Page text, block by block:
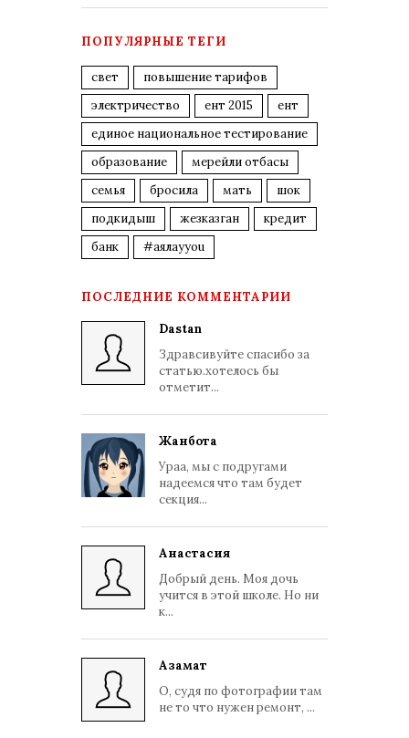
ПОПУЛЯРНЫЕ ТЕГИ
свет
повышение тарифов
электричество
ент 2015
ент
единое национальное тестирование
образование
мерейли отбасы
семья
бросила мать
шок
подкидыш
жезказган
кредит
банк
#аялауyou
ПОСЛЕДНИЕ КОММЕНТАРИИ
Dastan
Здравсивуйте спасибо за
статью.хотелось бы
отметит...
Жанбота
Ураа, мы с подругами
надеемся что там будет
секция...
Анастасия
Добрый день. Моя дочь
учится в этой школе. Но ни
к...
Азамат
О, судя по фотографии там
не то что нужен ремонт, ...